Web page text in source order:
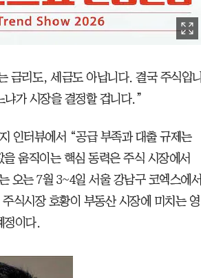
금리도, 세금도 아닙니다. 결국 주식입니
가 시장을 결정할 겁니다.”
인터뷰에서 “공급 부족과 대출 규제는
움직이는 핵심 동력은 주식 시장에서
오는 7월 3~4일 서울 강남구 코엑스에서
식시장 호황이 부동산 시장에 미치는 영
정이다.